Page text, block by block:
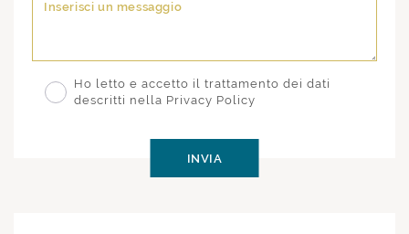
Ho letto e accetto il trattamento dei dati
descritti nella Privacy Policy